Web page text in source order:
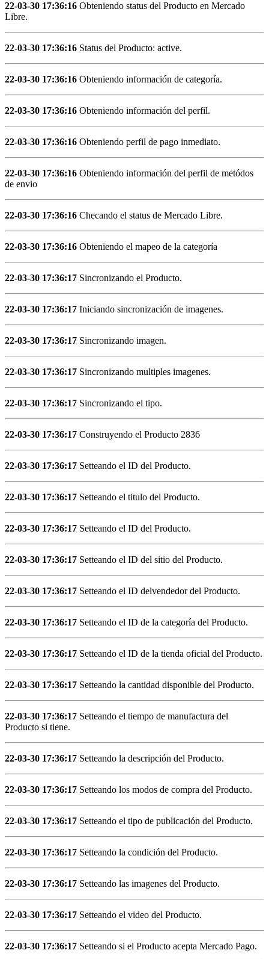
22-03-30 17:36:16 Obteniendo status del Producto en Mercado
Libre.
22-03-30 17:36:16 Status del Producto: active.
22-03-30 17:36:16 Obteniendo información de categoría.
22-03-30 17:36:16 Obteniendo información del perfil.
22-03-30 17:36:16 Obteniendo perfil de pago inmediato.
22-03-30 17:36:16 Obteniendo información del perfil de metódos
de envio
22-03-30 17:36:16 Checando el status de Mercado Libre.
22-03-30 17:36:16 Obteniendo el mapeo de la categoría
22-03-30 17:36:17 Sincronizando el Producto.
22-03-30 17:36:17 Iniciando sincronización de imagenes.
22-03-30 17:36:17 Sincronizando imagen.
22-03-30 17:36:17 Sincronizando multiples imagenes.
22-03-30 17:36:17 Sincronizando el tipo.
22-03-30 17:36:17 Construyendo el Producto 2836
22-03-30 17:36:17 Setteando el ID del Producto.
22-03-30 17:36:17 Setteando el titulo del Producto.
22-03-30 17:36:17 Setteando el ID del Producto.
22-03-30 17:36:17 Setteando el ID del sitio del Producto.
22-03-30 17:36:17 Setteando el ID delvendedor del Producto.
22-03-30 17:36:17 Setteando el ID de la categoría del Producto.
22-03-30 17:36:17 Setteando el ID de la tienda oficial del Producto.
22-03-30 17:36:17 Setteando la cantidad disponible del Producto.
22-03-30 17:36:17 Setteando el tiempo de manufactura del
Producto si tiene.
22-03-30 17:36:17 Setteando la descripción del Producto.
22-03-30 17:36:17 Setteando los modos de compra del Producto.
22-03-30 17:36:17 Setteando el tipo de publicación del Producto.
22-03-30 17:36:17 Setteando la condición del Producto.
22-03-30 17:36:17 Setteando las imagenes del Producto.
22-03-30 17:36:17 Setteando el video del Producto.
22-03-30 17:36:17 Setteando si el Producto acepta Mercado Pago.